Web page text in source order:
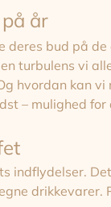
år
bud på
turbulens vi
hvordan kan vi
– mulighed
indflydelser.